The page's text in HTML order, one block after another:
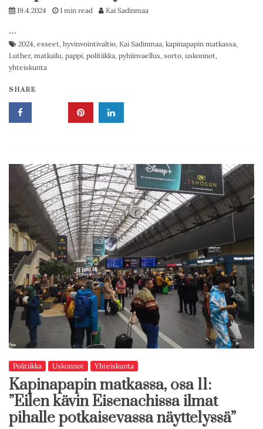
19.4.2024 1 min read Kai Sadinmaa
…
2024, esseet, hyvinvointivaltio, Kai Sadinmaa, kapinapapin matkassa,
Luther, matkailu, pappi, politiikka, pyhiinvaellus, sorto, uskonnot,
yhteiskunta
SHARE
Politiikka Uskonnot Yhteiskunta
Kapinapapin matkassa, osa 11:
”Eilen kävin Eisenachissa ilmat
pihalle potkaisevassa näyttelyssä”